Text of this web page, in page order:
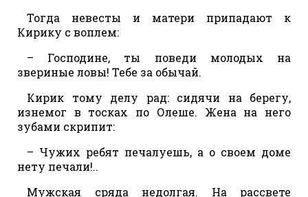
Тогда невесты и матери припадают к
Кирику с воплем:
– Господине, ты поведи молодых на
звериные ловы! Тебе за обычай.
Кирик тому делу рад: сидячи на берегу,
изнемог в тосках по Олеше. Жена на него
зубами скрипит:
– Чужих ребят печалуешь, а о своем доме
нету печали!..
Мужская сряда недолгая. На рассвете